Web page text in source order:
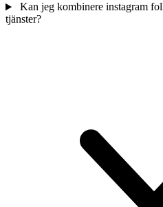
Kan jeg kombinere instagram
tjänster?